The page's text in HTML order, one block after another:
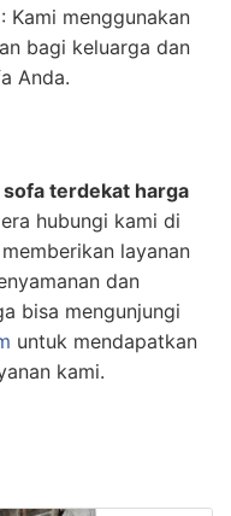
: Kami menggunakan
bagi keluarga dan
Anda.
terdekat harga
hubungi kami di
layanan
dan
bisa mengunjungi
untuk mendapatkan
kami.